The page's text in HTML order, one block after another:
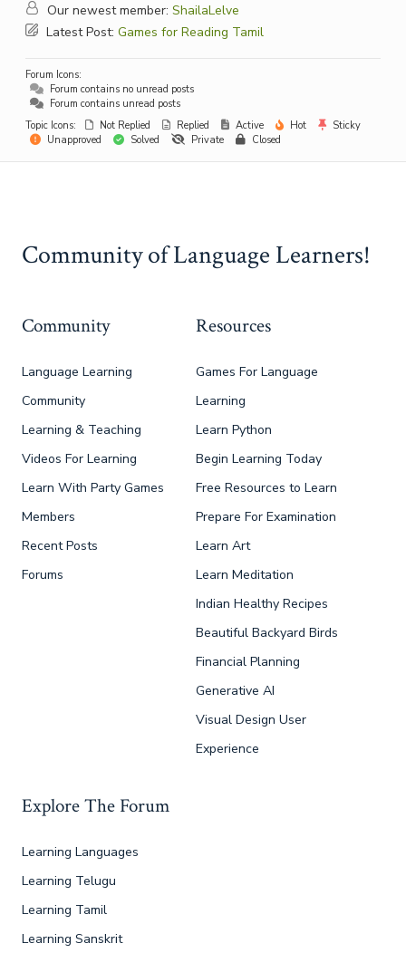
Our newest member: ShailaLelve
Latest Post: Games for Reading Tamil
Forum Icons:
Forum contains no unread posts
Forum contains unread posts
Topic Icons:
Not Replied Replied Active Hot
Sticky
Unapproved
Solved Private Closed
Community of Language Learners!
Community
Language Learning
Community
Learning & Teaching
Videos For Learning
Learn With Party Games
Members
Recent Posts
Forums
Resources
Games For Language
Learning
Learn Python
Begin Learning Today
Free Resources to Learn
Prepare For Examination
Learn Art
Learn Meditation
Indian Healthy Recipes
Beautiful Backyard Birds
Financial Planning
Generative AI
Visual Design User
Experience
Explore The Forum
Learning Languages
Learning Telugu
Learning Tamil
Learning Sanskrit